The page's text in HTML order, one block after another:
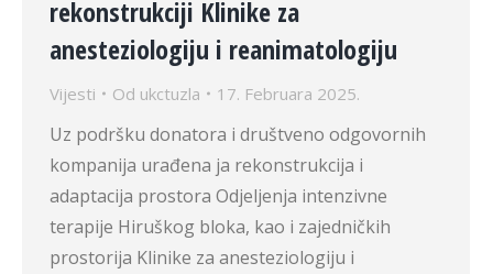
rekonstrukciji Klinike za
anesteziologiju i reanimatologiju
Vijesti Od ukctuzla 17. Februara 2025.
Uz podršku donatora i društveno odgovornih
kompanija urađena ja rekonstrukcija i
adaptacija prostora Odjeljenja intenzivne
terapije Hiruškog bloka, kao i zajedničkih
prostorija Klinike za anesteziologiju i